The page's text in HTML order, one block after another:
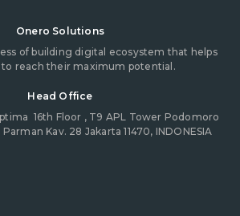
Onero Solutions
of building digital ecosystem that helps
to reach their maximum potential.
Head Office
16th Floor , T9 APL Tower Podomoro
Kav. 28 Jakarta 11470, INDONESIA